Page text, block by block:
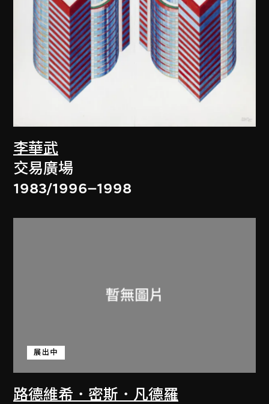
李華武
交易廣場
1983/1996–1998
路德維希．密斯．凡德羅
展出中